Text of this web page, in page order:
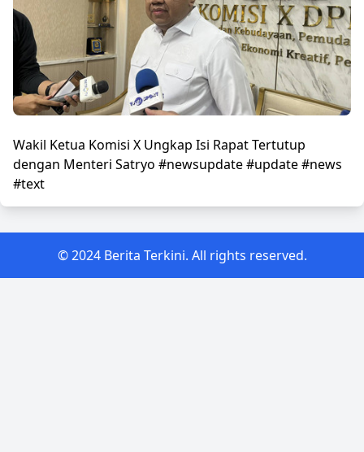
Wakil Ketua Komisi X Ungkap Isi Rapat Tertutup
dengan Menteri Satryo #newsupdate #update #news
#text
© 2024 Berita Terkini. All rights reserved.